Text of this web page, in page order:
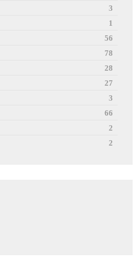
3
1
56
78
28
27
3
66
2
2